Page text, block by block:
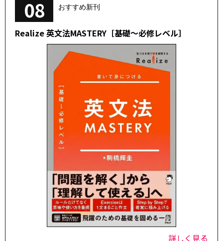
08 おすすめ新刊
Realize 英文法MASTERY［基礎～必修レベル］
詳しく見る